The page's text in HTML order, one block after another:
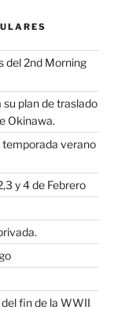
del 2nd Morning
plan de traslado
Okinawa.
temporada verano
y 4 de Febrero
fin de la WWII